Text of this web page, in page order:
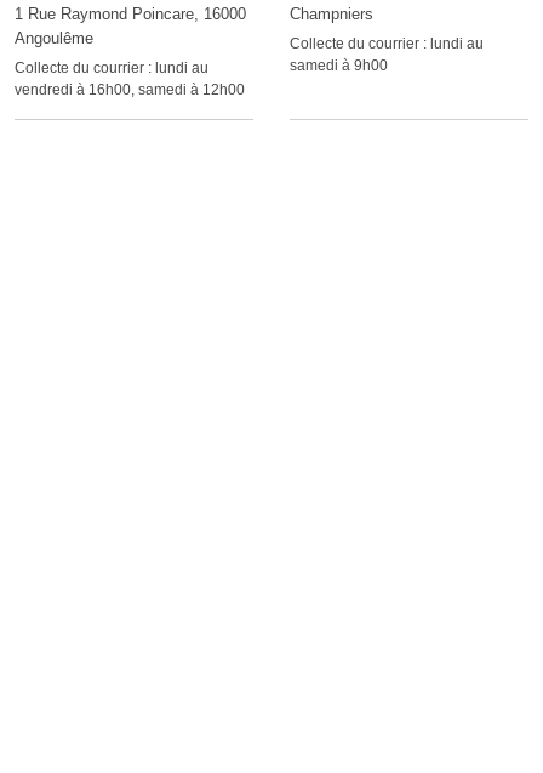
1 Rue Raymond Poincare, 16000
Angoulême
Collecte du courrier : lundi au
vendredi à 16h00, samedi à 12h00
Champniers
Collecte du courrier : lundi au
samedi à 9h00